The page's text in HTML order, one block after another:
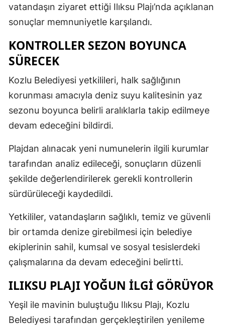
vatandaşın ziyaret ettiği Ilıksu Plajı’nda açıklanan
sonuçlar memnuniyetle karşılandı.
KONTROLLER SEZON BOYUNCA
SÜRECEK
Kozlu Belediyesi yetkilileri, halk sağlığının
korunması amacıyla deniz suyu kalitesinin yaz
sezonu boyunca belirli aralıklarla takip edilmeye
devam edeceğini bildirdi.
Plajdan alınacak yeni numunelerin ilgili kurumlar
tarafından analiz edileceği, sonuçların düzenli
şekilde değerlendirilerek gerekli kontrollerin
sürdürüleceği kaydedildi.
Yetkililer, vatandaşların sağlıklı, temiz ve güvenli
bir ortamda denize girebilmesi için belediye
ekiplerinin sahil, kumsal ve sosyal tesislerdeki
çalışmalarına da devam edeceğini belirtti.
ILIKSU PLAJI YOĞUN İLGİ GÖRÜYOR
Yeşil ile mavinin buluştuğu Ilıksu Plajı, Kozlu
Belediyesi tarafından gerçekleştirilen yenileme